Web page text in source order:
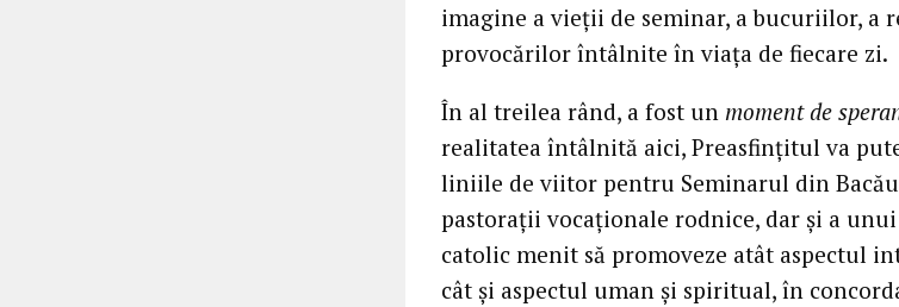
imagine a vieții de seminar, a bucuriilor, a
provocărilor întâlnite în viața de fiecare zi.
În al treilea rând, a fost un moment de
realitatea întâlnită aici, Preasfințitul va
liniile de viitor pentru Seminarul din
pastorații vocaționale rodnice, dar și a
catolic menit să promoveze atât aspectul
cât și aspectul uman și spiritual, în